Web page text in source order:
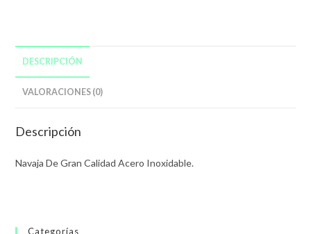
DESCRIPCIÓN
VALORACIONES (0)
Descripción
Navaja De Gran Calidad Acero Inoxidable.
Categorías